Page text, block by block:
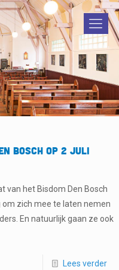
Bosch op 2 juli
van het Bisdom Den Bosch
zich mee te laten nemen
En natuurlijk gaan ze ook
Lees verder